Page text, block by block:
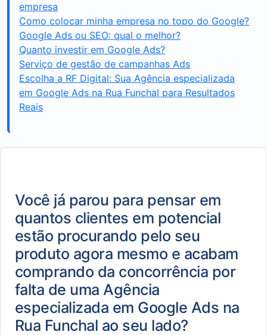
empresa
Como colocar minha empresa no topo do Google?
Google Ads ou SEO: qual o melhor?
Quanto investir em Google Ads?
Serviço de gestão de campanhas Ads
Escolha a RF Digital: Sua Agência especializada
em Google Ads na Rua Funchal para Resultados
Reais
Você já parou para pensar em
quantos clientes em potencial
estão procurando pelo seu
produto agora mesmo e acabam
comprando da concorrência por
falta de uma Agência
especializada em Google Ads na
Rua Funchal ao seu lado?